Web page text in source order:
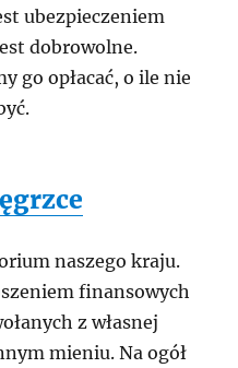
ubezpieczeniem
dobrowolne.
go opłacać, o ile nie
naszego kraju.
finansowych
z własnej
mieniu. Na ogół